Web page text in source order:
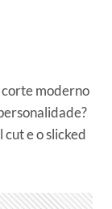
moderno
e o slicked